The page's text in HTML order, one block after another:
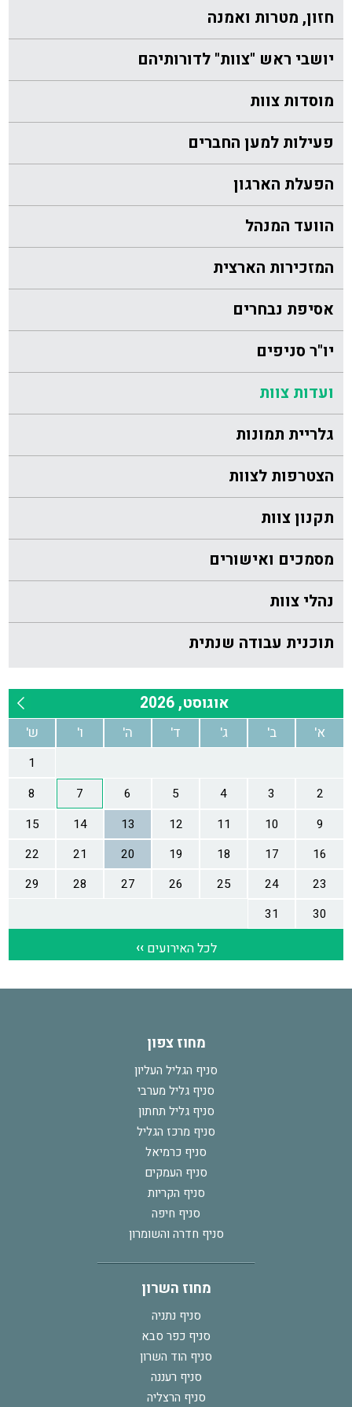
חזון, מטרות ואמנה
יושבי ראש "צוות" לדורותיהם
מוסדות צוות
פעילות למען החברים
הפעלת הארגון
הוועד המנהל
המזכירות הארצית
אסיפת נבחרים
יו"ר סניפים
ועדות צוות
גלריית תמונות
הצטרפות לצוות
תקנון צוות
מסמכים ואישורים
נהלי צוות
תוכנית עבודה שנתית
מחוז צפון
סניף הגליל העליון
סניף גליל מערבי
סניף גליל תחתון
סניף מרכז הגליל
סניף כרמיאל
סניף העמקים
סניף הקריות
סניף חיפה
סניף חדרה והשומרון
מחוז השרון
סניף נתניה
סניף כפר סבא
סניף הוד השרון
סניף רעננה
סניף הרצליה